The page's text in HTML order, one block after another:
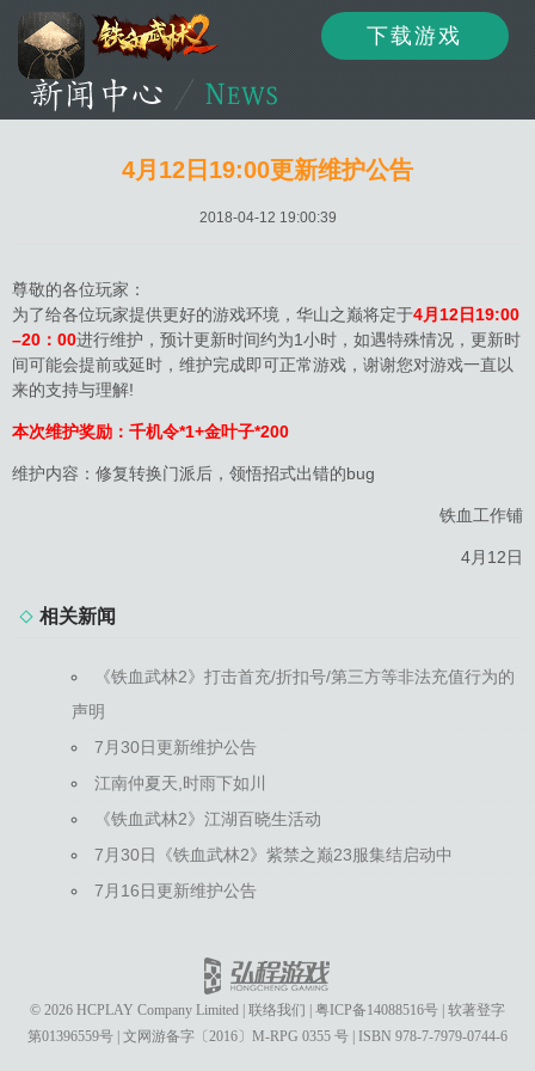
下载游戏
4月12日19:00更新维护公告
2018-04-12 19:00:39
尊敬的各位玩家：
为了给各位玩家提供更好的游戏环境，华山之巅将定于4月12日19:00
–20：00进行维护，预计更新时间约为1小时，如遇特殊情况，更新时
间可能会提前或延时，维护完成即可正常游戏，谢谢您对游戏一直以
来的支持与理解!
本次维护奖励：千机令*1+金叶子*200
维护内容：修复转换门派后，领悟招式出错的bug
铁血工作铺
4月12日
相关新闻
《铁血武林2》打击首充/折扣号/第三方等非法充值行为的
声明
7月30日更新维护公告
江南仲夏天,时雨下如川
《铁血武林2》江湖百晓生活动
7月30日《铁血武林2》紫禁之巅23服集结启动中
7月16日更新维护公告
© 2026 HCPLAY Company Limited 联络我们 粤ICP备14088516号 软著登字
第01396559号 文网游备字〔2016〕M-RPG 0355 号 ISBN 978-7-7979-0744-6
资讯
论坛 下载 客服